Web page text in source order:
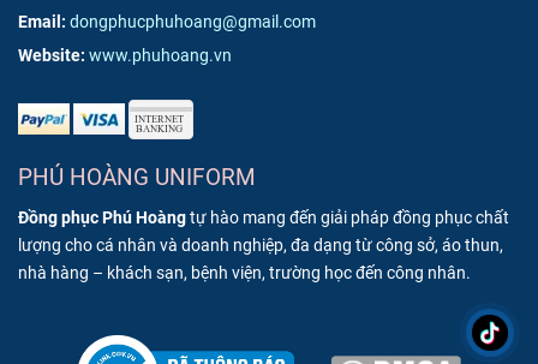
Email: dongphucphuhoang@gmail.com
Website: www.phuhoang.vn
PHÚ HOÀNG UNIFORM
Đồng phục Phú Hoàngtự hào mang đến giải pháp đồng phục chất
lượng cho cá nhân và doanh nghiệp, đa dạng từ công sở, áo thun,
nhà hàng – khách sạn, bệnh viện, trường học đến công nhân.